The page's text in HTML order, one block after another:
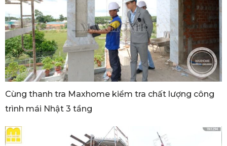
Cùng thanh tra Maxhome kiểm tra chất lượng công
trình mái Nhật 3 tầng